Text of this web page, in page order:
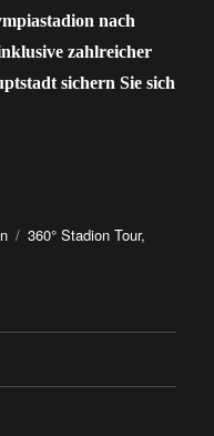
nach
zahlreicher
sichern Sie sich
für ihr Konzert im
Schlagwörter
360° Stadion Tour,